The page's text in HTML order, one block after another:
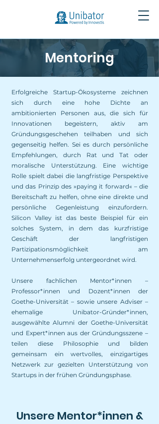
Mentoring
Erfolgreiche Startup-Ökosysteme zeichnen
sich durch eine hohe Dichte an
ambitionierten Personen aus, die sich für
Innovationen begeistern, aktiv am
Gründungsgeschehen teilhaben und sich
gegenseitig helfen. Sei es durch persönliche
Empfehlungen, durch Rat und Tat oder
moralische Unterstützung. Eine wichtige
Rolle spielt dabei die langfristige Perspektive
und das Prinzip des »paying it forward« – die
Bereitschaft zu helfen, ohne eine direkte und
persönliche Gegenleistung einzufordern.
Silicon Valley ist das beste Beispiel für ein
solches System, in dem das kurzfristige
Geschäft der langfristigen
Partizipationsmöglichkeit am
Unternehmenserfolg untergeordnet wird.
Unsere fachlichen Mentor*innen –
Professor*innen und Dozent*innen der
Goethe-Universität – sowie unsere Adviser –
ehemalige Unibator-Gründer*innen,
ausgewählte Alumni der Goethe-Universität
und Expert*innen aus der Gründungsszene –
teilen diese Philosophie und bilden
gemeinsam ein wertvolles, einzigartiges
Netzwerk zur gezielten Unterstützung von
Startups in der frühen Gründungsphase.
Unsere Mentor*innen &